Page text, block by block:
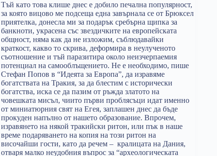
Тъй като това клише днес е добило печална популярност,
за която вицово ме подсеща една завърнала се от Брюксел
приятелка, донесла ми за подарък сребърна щипка за
банкноти, украсена със звездичките на европейската
общност, няма как да не изложим, съблюдавайки
краткост, какво то скрива, деформира в неулученото
съотношение и тъй паразитира около неизчерпаемия
потенциал на самооблъщението. Не е необходимо, пише
Стефан Попов в “Идеята за Европа”, да изравяме
богатствата на Тракия, за да блестим с исторически
богатства, иска се да пазим от ръжда златото на
човешката мисъл, чиито първи проблясъци идат именно
от миниатюрния свят на Егея, заплашен днес да бъде
прокуден напълно от нашето образование. Впрочем,
изравянето на някой тракийски ритон, или пък в наше
време подаряването на копия на този ритон на
височайши гости, като да речем – кралицата на Дания,
отваря малко неудобния въпрос за “археологическата